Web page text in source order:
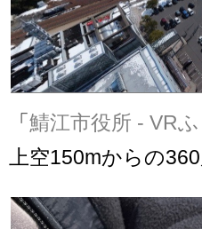
「鯖江市役所 - VR
上空150mからの